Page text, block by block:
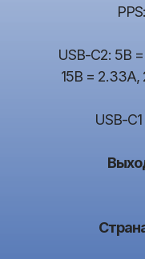
USB-C2: 5В
15В = 2.33А,
USB-